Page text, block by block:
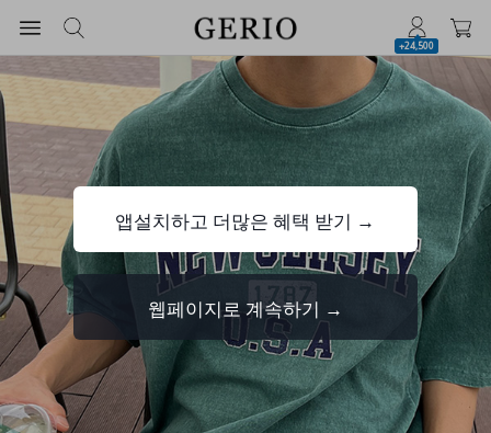
+24,500
앱설치하고 더많은 혜택 받기 →
웹페이지로 계속하기 →